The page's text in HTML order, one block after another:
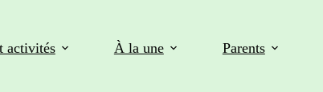
activités À la une Parents